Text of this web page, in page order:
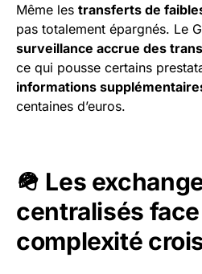
Même les transferts de
pas totalement épargnés. Le
surveillance accrue des
ce qui pousse certains
informations
centaines d’euros.
🪖 Les
centralisés
complexité